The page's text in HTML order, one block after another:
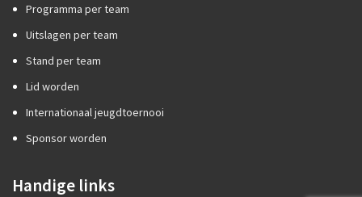
Programma per team
Uitslagen per team
Stand per team
Lid worden
Internationaal jeugdtoernooi
Sponsor worden
Handige links